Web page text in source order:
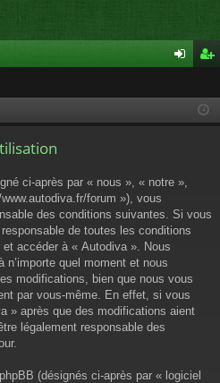
cri
ci-après par « nous », « notre »,
forum »), vous
des conditions suivantes. Si vous
de toutes les conditions
accéder à « Autodiva ». Nous
quel moment et nous
modifications, bien que nous vous
par vous-même. En effet, si vous
» après que des modifications aient
légalement responsable des
(désignés ci-après par « logiciel